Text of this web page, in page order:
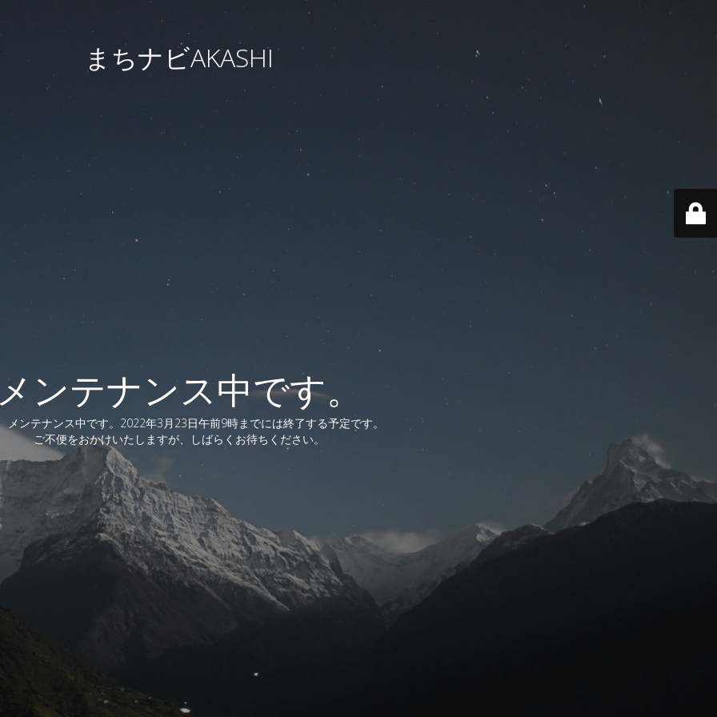
まちナビAKASHI
ンテナンス中です。
メンテナンス中です。2022年3月23日午前9時までには終了する予定です。
ご不便をおかけいたしますが、しばらくお待ちください。